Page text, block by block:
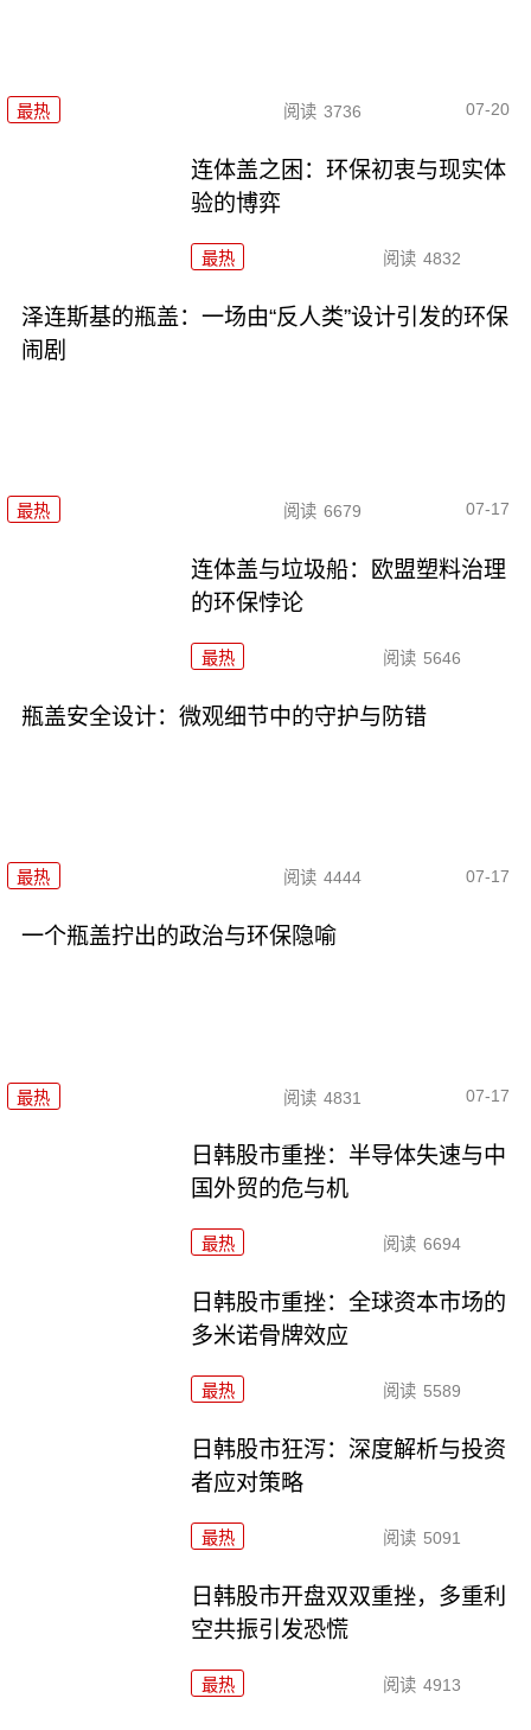
最热 阅读 3736 07-20
连体盖之困：环保初衷与现实体
验的博弈
最热 阅读 4832
泽连斯基的瓶盖：一场由“反人类”设计引发的环保
闹剧
最热 阅读 6679 07-17
连体盖与垃圾船：欧盟塑料治理
的环保悖论
最热 阅读 5646
瓶盖安全设计：微观细节中的守护与防错
最热 阅读 4444 07-17
一个瓶盖拧出的政治与环保隐喻
最热 阅读 4831 07-17
日韩股市重挫：半导体失速与中
国外贸的危与机
最热 阅读 6694
日韩股市重挫：全球资本市场的
多米诺骨牌效应
最热 阅读 5589
日韩股市狂泻：深度解析与投资
者应对策略
最热 阅读 5091
日韩股市开盘双双重挫，多重利
空共振引发恐慌
最热 阅读 4913